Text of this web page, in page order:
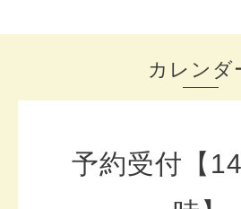
カレンダ
予約受付【